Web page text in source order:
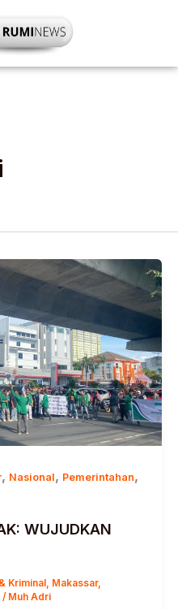
, Nasional, Pemerintahan,
WUJUDKAN
Kriminal , Makassar,
/ Muh Adri